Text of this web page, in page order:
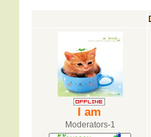
I am
Moderators-1